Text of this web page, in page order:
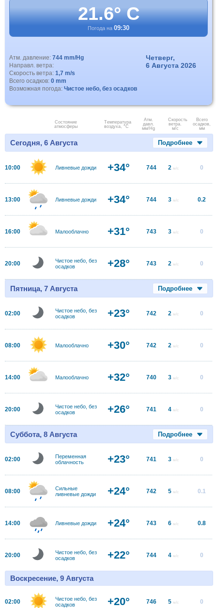
21.6° C
Погода на 09:30
Атм. давление: 744 mm/Hg
Направл. ветра:
Скорость ветра: 1,7 m/s
Всего осадков: 0 mm
Возможная погода: Чистое небо, без осадков
Четверг,
6 Августа 2026
Состояние
атмосферы
Температура
воздуха, °C
Атм.
давл.
мм/Hg
Скорость
ветра.
м/с
Всего
осадков,
мм
Сегодня, 6 Августа Подробнее
10:00 Ливневые дожди +34° 744 2 м/с 0
13:00 Ливневые дожди +34° 744 3 м/с 0.2
16:00 Малооблачно +31° 743 3 м/с 0
20:00
Чистое небо, без
осадков
+28° 743 2 м/с 0
Пятница, 7 Августа Подробнее
02:00
Чистое небо, без
осадков
+23° 742 2 м/с 0
08:00 Малооблачно +30° 742 2 м/с 0
14:00 Малооблачно +32° 740 3 м/с 0
20:00
Чистое небо, без
осадков
+26° 741 4 м/с 0
Суббота, 8 Августа Подробнее
02:00
Переменная
облачность
+23° 741 3 м/с 0
08:00
Сильные
ливневые дожди
+24° 742 5 м/с 0.1
14:00 Ливневые дожди +24° 743 6 м/с 0.8
20:00
Чистое небо, без
осадков
+22° 744 4 м/с 0
Воскресение, 9 Августа
02:00
Чистое небо, без
осадков
+20° 746 5 м/с 0